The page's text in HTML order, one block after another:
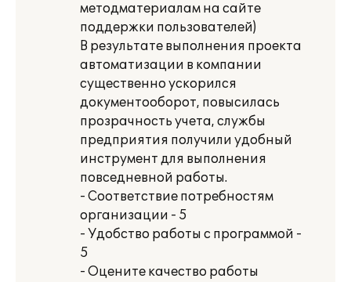
методматериалам на сайте
поддержки пользователей)
В результате выполнения проекта
автоматизации в компании
существенно ускорился
документооборот, повысилась
прозрачность учета, службы
предприятия получили удобный
инструмент для выполнения
повседневной работы.
- Соответствие потребностям
организации - 5
- Удобство работы с программой -
5
- Оцените качество работы